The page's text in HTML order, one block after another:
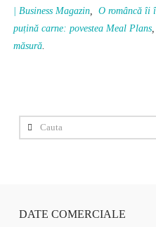
| Business Magazin, O româncă îi
puțină carne: povestea Meal Plans,
măsură.
Cauta
DATE COMERCIALE